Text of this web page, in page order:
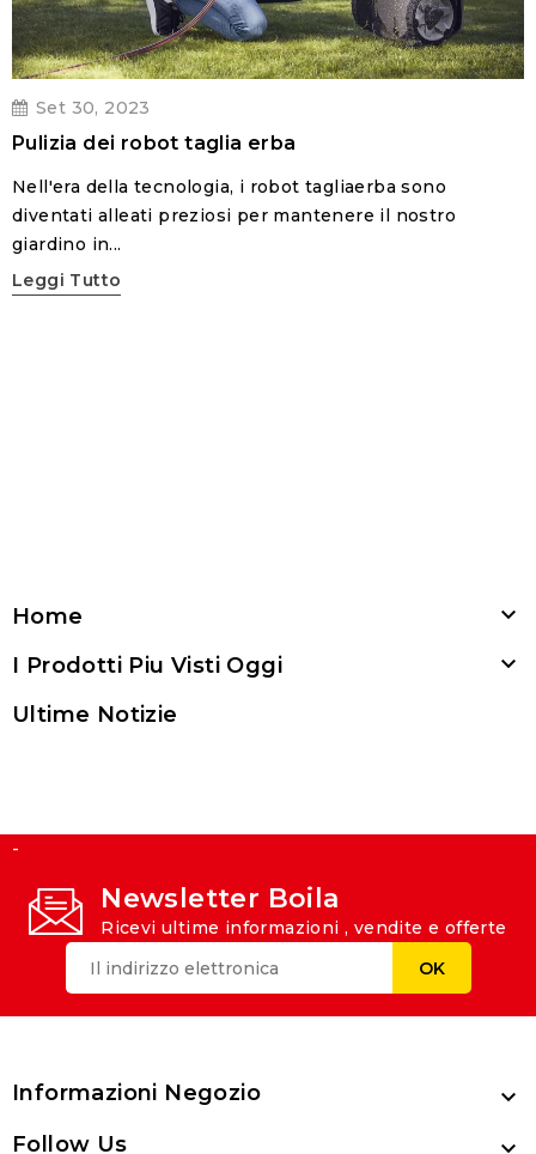
Set 30, 2023
Pulizia dei robot taglia erba
Nell'era della tecnologia, i robot tagliaerba sono
diventati alleati preziosi per mantenere il nostro
giardino in...
Leggi Tutto
Home 
I Prodotti Piu Visti Oggi 
Ultime Notizie
-
Newsletter Boila
Ricevi ultime informazioni , vendite e offerte
Informazioni Negozio 
Follow Us